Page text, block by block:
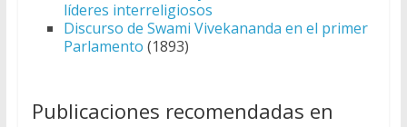
líderes interreligiosos
Discurso de Swami Vivekananda en el primer
Parlamento (1893)
Publicaciones recomendadas en